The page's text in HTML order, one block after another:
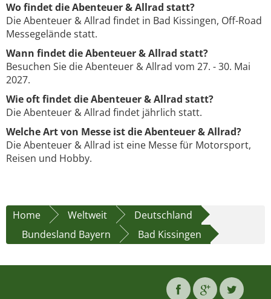
Wo findet die Abenteuer & Allrad statt?
Die Abenteuer & Allrad findet in Bad Kissingen, Off-Road
Messegelände statt.
Wann findet die Abenteuer & Allrad statt?
Besuchen Sie die Abenteuer & Allrad vom 27. - 30. Mai
2027.
Wie oft findet die Abenteuer & Allrad statt?
Die Abenteuer & Allrad findet jährlich statt.
Welche Art von Messe ist die Abenteuer & Allrad?
Die Abenteuer & Allrad ist eine Messe für Motorsport,
Reisen und Hobby.
Home Weltweit
Deutschland
Bundesland Bayern
Bad Kissingen